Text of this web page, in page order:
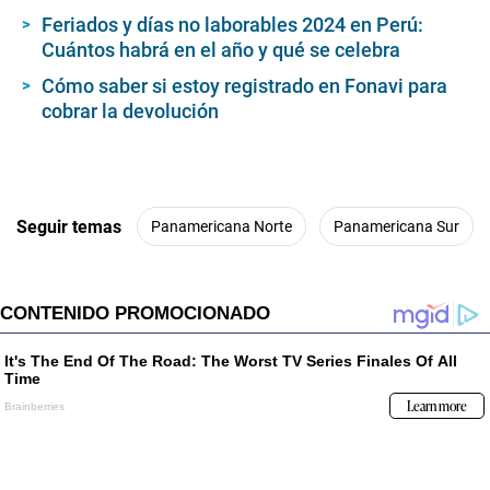
1
e
Feriados y días no laborables 2024 en Perú:
Cuántos habrá en el año y qué se celebra
Cómo saber si estoy registrado en Fonavi para
cobrar la devolución
Seguir temas Panamericana Norte Panamericana Sur